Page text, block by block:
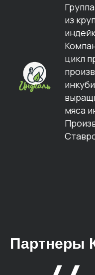
из
цикл
мяса
Партнеры